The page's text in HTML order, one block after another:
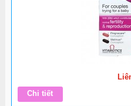
Chi tiết